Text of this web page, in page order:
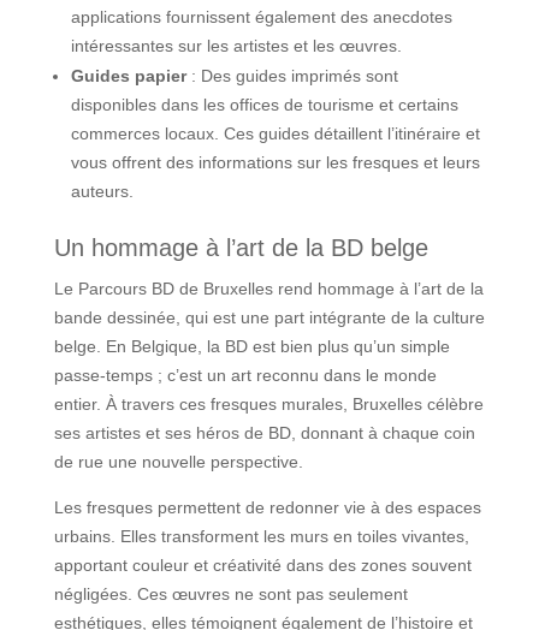
applications fournissent également des anecdotes
intéressantes sur les artistes et les œuvres.
Guides papier: Des guides imprimés sont
disponibles dans les offices de tourisme et certains
commerces locaux. Ces guides détaillent l’itinéraire et
vous offrent des informations sur les fresques et leurs
auteurs.
Un hommage à l’art de la BD belge
Le Parcours BD de Bruxelles rend hommage à l’art de la
bande dessinée, qui est une part intégrante de la culture
belge. En Belgique, la BD est bien plus qu’un simple
passe-temps ; c’est un art reconnu dans le monde
entier. À travers ces fresques murales, Bruxelles célèbre
ses artistes et ses héros de BD, donnant à chaque coin
de rue une nouvelle perspective.
Les fresques permettent de redonner vie à des espaces
urbains. Elles transforment les murs en toiles vivantes,
apportant couleur et créativité dans des zones souvent
négligées. Ces œuvres ne sont pas seulement
esthétiques, elles témoignent également de l’histoire et